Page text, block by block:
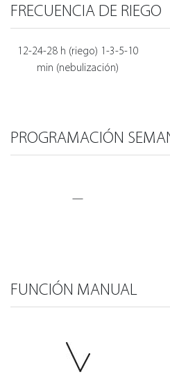
FRECUENCIA DE RIEGO
12-24-28 h (riego) 1-3-5-10
min (nebulización)
PROGRAMACIÓN
—
FUNCIÓN MANUAL